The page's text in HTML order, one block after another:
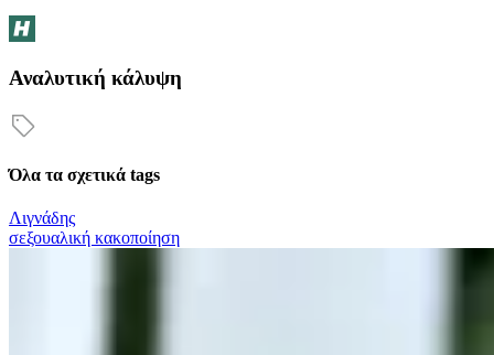
Αναλυτική κάλυψη
Όλα τα σχετικά tags
Λιγνάδης
σεξουαλική κακοποίηση